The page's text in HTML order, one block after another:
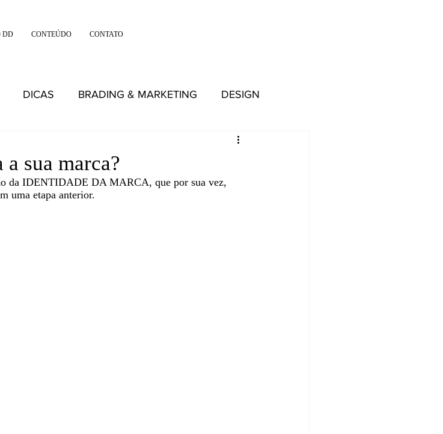
DD CONTEÚDO CONTATO
DICAS BRADING & MARKETING DESIGN
sua marca?
da IDENTIDADE DA MARCA, que por sua vez,
uma etapa anterior.